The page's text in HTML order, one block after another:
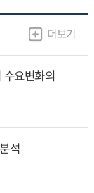
더보기
요변화의
석